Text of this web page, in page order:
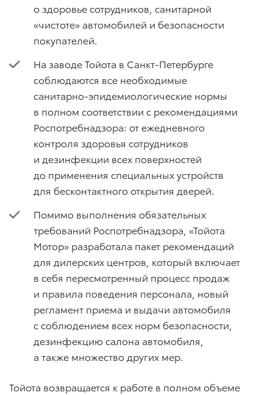
о здоровье сотрудников, санитарной
«чистоте» автомобилей и безопасности
покупателей.
На заводе Тойота в Санкт-Петербурге
соблюдаются все необходимые
санитарно-эпидемиологические нормы
в полном соответствии с рекомендациями
Роспотребнадзора: от ежедневного
контроля здоровья сотрудников
и дезинфекции всех поверхностей
до применения специальных устройств
для бесконтактного открытия дверей.
Помимо выполнения обязательных
требований Роспотребнадзора, «Тойота
Мотор» разработала пакет рекомендаций
для дилерских центров, который включает
в себя пересмотренный процесс продаж
и правила поведения персонала, новый
регламент приема и выдачи автомобиля
с соблюдением всех норм безопасности,
дезинфекцию салона автомобиля,
а также множество других мер.
Тойота возвращается к работе в полном объеме